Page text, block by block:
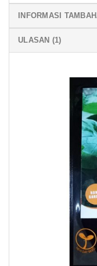
INFORMASI
ULASAN (1)